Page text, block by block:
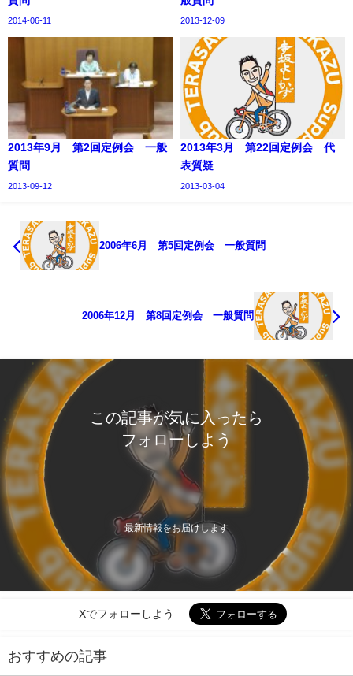
2014-06-11 2013-12-09
2013年9月 第2回定例会 一般
質問
2013-09-12
2013年3月 第22回定例会 代
表質疑
2013-03-04
2006年6月 第5回定例会 一般質問
2006年12月 第8回定例会 一般質問
この記事が気に入ったら
フォローしよう
最新情報をお届けします
Xでフォローしよう
おすすめの記事